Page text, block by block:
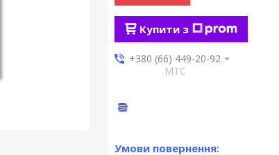
Купити з
+380 (66) 449-20-92
МТС